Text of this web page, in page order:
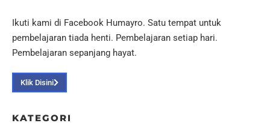
Ikuti kami di Facebook Humayro. Satu tempat untuk
pembelajaran tiada henti. Pembelajaran setiap hari.
Pembelajaran sepanjang hayat.
Klik Disini
KATEGORI